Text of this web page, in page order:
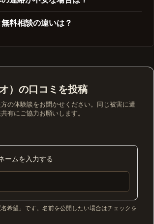
料相談の違いは？
）の口コミを投稿
の体験談をお聞かせください。同じ被害に遭
有にご協力お願いします。
ームを入力する
希望」です。名前を公開したい場合はチェックを